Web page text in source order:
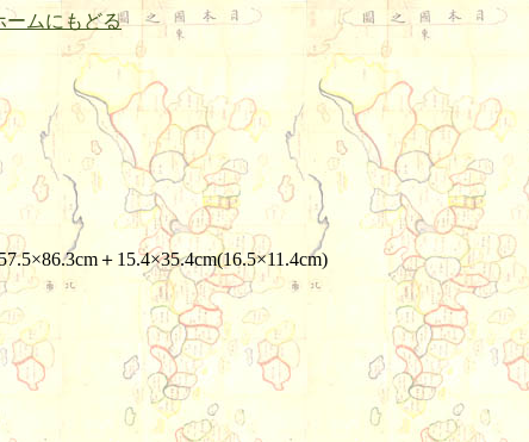
ームにもどる
＋15.4×35.4cm(16.5×11.4cm)